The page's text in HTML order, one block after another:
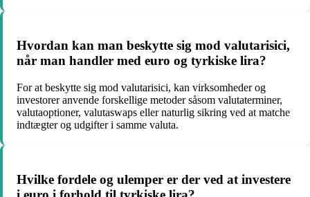
Hvordan kan man beskytte sig mod valutarisici,
når man handler med euro og tyrkiske lira?
For at beskytte sig mod valutarisici, kan virksomheder og
investorer anvende forskellige metoder såsom valutaterminer,
valutaoptioner, valutaswaps eller naturlig sikring ved at matche
indtægter og udgifter i samme valuta.
Hvilke fordele og ulemper er der ved at investere